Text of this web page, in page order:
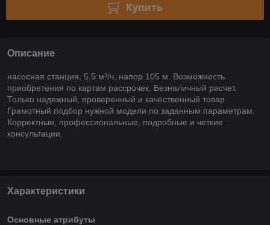
Купить
Описание
насосная станция, 5.5 м³/ч, напор 105 м. Возможность
приобретения по картам рассрочек. Безналичный расчет.
Только надежный, проверенный и качественный товар.
Грамотный подбор нужной модели по заданным параметрам.
Корректные, профессиональные, подробные и четкие
консультации.
Характеристики
Основные атрибуты